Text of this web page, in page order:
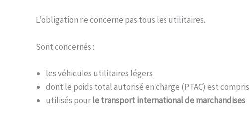
L’obligation ne concerne pas tous les utilitaires.
Sont concernés :
les véhicules utilitaires légers
dont le poids total autorisé en charge (PTAC) est compris
utilisés pourle transport international de marchandises